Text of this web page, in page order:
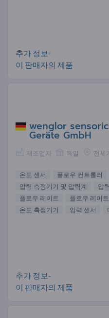
추가 정보-
이 판매자의 제품
wenglor
Geräte GmbH
제조업자 독일 전세
온도 센서 플로우 컨트롤러
압력 측정기기 및 압력계
압
플로우 레이트
플로우 레이
온도 측정기기
압력 센서
추가 정보-
이 판매자의 제품